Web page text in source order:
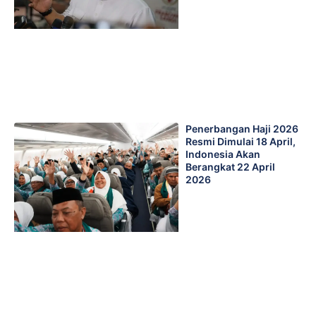
Penerbangan Haji 2026
Resmi Dimulai 18 April,
Indonesia Akan
Berangkat 22 April
2026